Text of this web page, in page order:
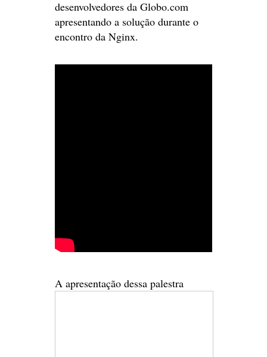
desenvolvedores da Globo.com
apresentando a solução durante o
encontro da Nginx.
A apresentação dessa palestra